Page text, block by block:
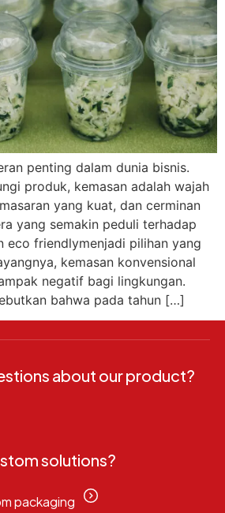
penting dalam dunia bisnis.
produk, kemasan adalah wajah
yang kuat, dan cerminan
yang semakin peduli terhadap
eco friendlymenjadi pilihan yang
kemasan konvensional
negatif bagi lingkungan.
bahwa pada tahun […]
about our product?
solutions?
packaging